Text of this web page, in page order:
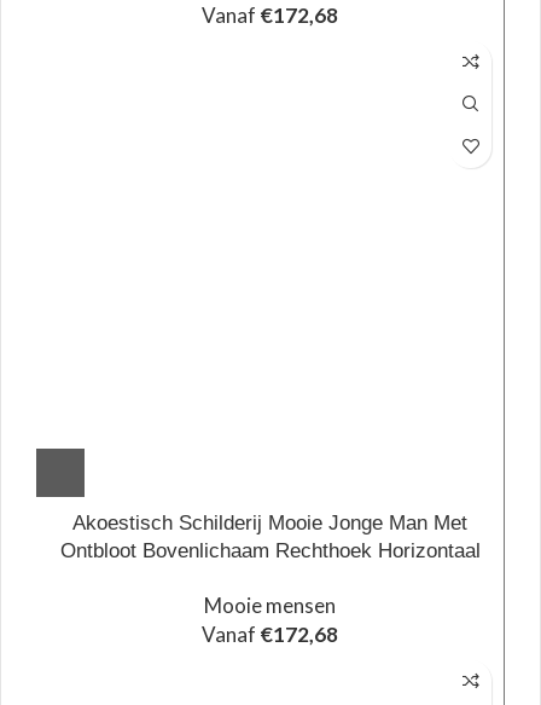
Vanaf €172,68
Akoestisch Schilderij Mooie Jonge Man Met
Ontbloot Bovenlichaam Rechthoek Horizontaal
Mooie mensen
Vanaf €172,68